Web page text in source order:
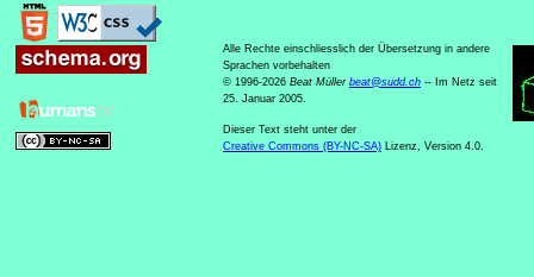
Alle Rechte einschliesslich der Übersetzung in andere
Sprachen vorbehalten
© 1996-2026 Beat Müller beat@sudd.ch -- Im Netz seit
25. Januar 2005.
Dieser Text steht unter der
Creative Commons (BY-NC-SA) Lizenz, Version 4.0.